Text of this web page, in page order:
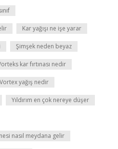
Kar yağışı ne işe yarar
Şimşek neden beyaz
kar fırtınası nedir
Vortex yağış nedir
Yıldırım en çok nereye düşer
nasıl meydana gelir